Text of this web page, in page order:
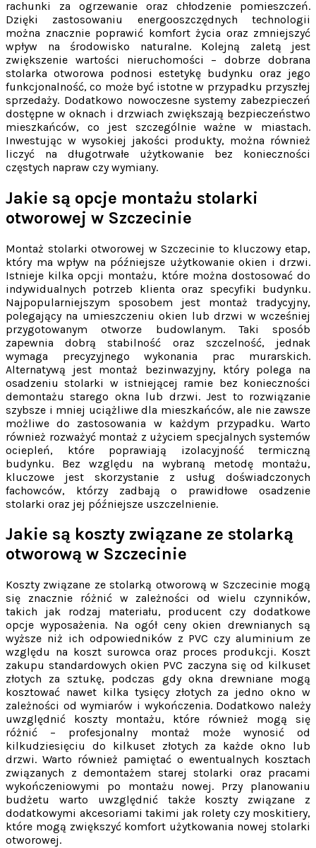
rachunki za ogrzewanie oraz chłodzenie pomieszczeń.
Dzięki zastosowaniu energooszczędnych technologii
można znacznie poprawić komfort życia oraz zmniejszyć
wpływ na środowisko naturalne. Kolejną zaletą jest
zwiększenie wartości nieruchomości – dobrze dobrana
stolarka otworowa podnosi estetykę budynku oraz jego
funkcjonalność, co może być istotne w przypadku przyszłej
sprzedaży. Dodatkowo nowoczesne systemy zabezpieczeń
dostępne w oknach i drzwiach zwiększają bezpieczeństwo
mieszkańców, co jest szczególnie ważne w miastach.
Inwestując w wysokiej jakości produkty, można również
liczyć na długotrwałe użytkowanie bez konieczności
częstych napraw czy wymiany.
Jakie są opcje montażu stolarki
otworowej w Szczecinie
Montaż stolarki otworowej w Szczecinie to kluczowy etap,
który ma wpływ na późniejsze użytkowanie okien i drzwi.
Istnieje kilka opcji montażu, które można dostosować do
indywidualnych potrzeb klienta oraz specyfiki budynku.
Najpopularniejszym sposobem jest montaż tradycyjny,
polegający na umieszczeniu okien lub drzwi w wcześniej
przygotowanym otworze budowlanym. Taki sposób
zapewnia dobrą stabilność oraz szczelność, jednak
wymaga precyzyjnego wykonania prac murarskich.
Alternatywą jest montaż bezinwazyjny, który polega na
osadzeniu stolarki w istniejącej ramie bez konieczności
demontażu starego okna lub drzwi. Jest to rozwiązanie
szybsze i mniej uciążliwe dla mieszkańców, ale nie zawsze
możliwe do zastosowania w każdym przypadku. Warto
również rozważyć montaż z użyciem specjalnych systemów
ociepleń, które poprawiają izolacyjność termiczną
budynku. Bez względu na wybraną metodę montażu,
kluczowe jest skorzystanie z usług doświadczonych
fachowców, którzy zadbają o prawidłowe osadzenie
stolarki oraz jej późniejsze uszczelnienie.
Jakie są koszty związane ze stolarką
otworową w Szczecinie
Koszty związane ze stolarką otworową w Szczecinie mogą
się znacznie różnić w zależności od wielu czynników,
takich jak rodzaj materiału, producent czy dodatkowe
opcje wyposażenia. Na ogół ceny okien drewnianych są
wyższe niż ich odpowiedników z PVC czy aluminium ze
względu na koszt surowca oraz proces produkcji. Koszt
zakupu standardowych okien PVC zaczyna się od kilkuset
złotych za sztukę, podczas gdy okna drewniane mogą
kosztować nawet kilka tysięcy złotych za jedno okno w
zależności od wymiarów i wykończenia. Dodatkowo należy
uwzględnić koszty montażu, które również mogą się
różnić – profesjonalny montaż może wynosić od
kilkudziesięciu do kilkuset złotych za każde okno lub
drzwi. Warto również pamiętać o ewentualnych kosztach
związanych z demontażem starej stolarki oraz pracami
wykończeniowymi po montażu nowej. Przy planowaniu
budżetu warto uwzględnić także koszty związane z
dodatkowymi akcesoriami takimi jak rolety czy moskitiery,
które mogą zwiększyć komfort użytkowania nowej stolarki
otworowej.